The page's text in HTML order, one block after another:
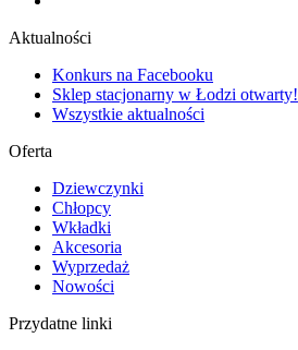
Aktualności
Konkurs na Facebooku
Sklep stacjonarny w Łodzi otwarty!
Wszystkie aktualności
Oferta
Dziewczynki
Chłopcy
Wkładki
Akcesoria
Wyprzedaż
Nowości
Przydatne linki